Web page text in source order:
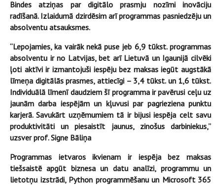
Bindesatziņas par digitālo prasmju nozīmi inovāciju
radīšanā. Izlaidumā dzirdēsim arī programmas pasniedzēju un
absolventu atsauksmes.
“Lepojamies, ka vairāk nekā puse jeb 6,9 tūkst. programmas
absolventu ir no Latvijas, bet arī Lietuvā un Igaunijā cilvēki
ļoti aktīvi ir izmantojuši iespēju bez maksas iegūt augstākā
līmeņa digitālās prasmes, attiecīgi – 3,4 tūkst. un 1,6 tūkst.
Individuālā līmenī daudziem šī programma ir pavērusi ceļu uz
jaunām darba iespējām un kļuvusi par pagrieziena punktu
karjerā. Savukārt uzņēmumiem tā ir bijusi iespēja celt savu
produktivitāti un piesaistīt jaunus, zinošus darbiniekus,”
uzsverprof. Signe Bāliņa
Programmas ietvaros ikvienam ir iespēja bez maksas
tiešsaistē apgūt biznesa un datu analīzi, programmu un
lietotņu izstrādi, Python programmēšanu un Microsoft 365